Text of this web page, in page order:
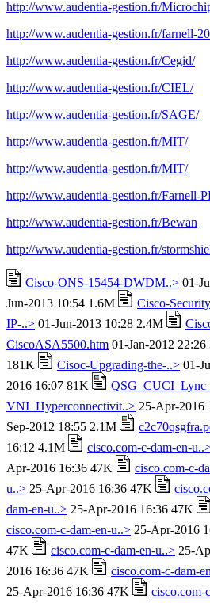
http://www.audentia-gestion.fr/
http://www.audentia-gestion.fr/farnell-
http://www.audentia-gestion.fr/Cegid/
http://www.audentia-gestion.fr/CIEL/
http://www.audentia-gestion.fr/SAGE/
http://www.audentia-gestion.fr/MIT/
http://www.audentia-gestion.fr/MIT/
http://www.audentia-gestion.fr/Farnell-
http://www.audentia-gestion.fr/Bewan
http://www.audentia-gestion.fr/
Cisco-ONS-15454-DWDM..> 01-
Jun-2013 10:54 1.6M
Cisco-
IP-..> 01-Jun-2013 10:28 2.4M
CiscoASA5500.htm 01-Jan-2012
181K
Cisoc-Upgrading-the-..> 01-
2016 16:07 81K
VNI_Hyperconnectivit..> 25-Apr-2016
Sep-2012 18:55 2.1M
16:12 4.1M
cisco.com-c-dam-en-
Apr-2016 16:36 47K
cisco.com-c-
u..> 25-Apr-2016 16:36 47K
dam-en-u..> 25-Apr-2016 16:36 47K
cisco.com-c-dam-en-u..> 25-Apr-2016
47K
cisco.com-c-dam-en-u..> 25-
2016 16:36 47K
cisco.com-c-dam-
25-Apr-2016 16:36 47K
cisco.com-